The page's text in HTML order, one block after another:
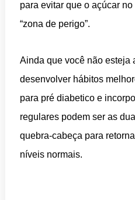
para evitar que o açúcar
“zona de perigo”.
Ainda que você não esteja
desenvolver hábitos
para pré diabetico e
regulares podem ser as
quebra-cabeça para
níveis normais.